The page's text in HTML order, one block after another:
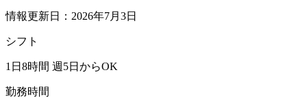
情報更新日：2026年7月3日
シフト
1日8時間 週5日からOK
勤務時間